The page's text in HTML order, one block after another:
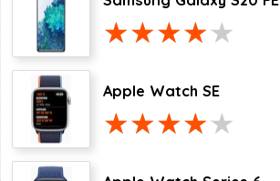
Apple Watch SE